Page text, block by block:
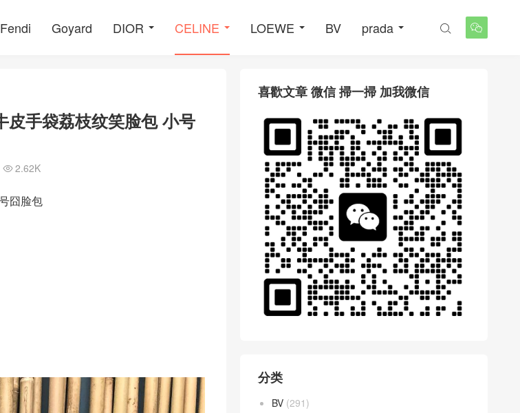
Fendi Goyard DIOR CELINE LOEWE BV prada 

皮手袋荔枝纹笑脸包 小号
 2.62K
囧脸包
喜歡文章 微信 掃一掃 加我微信
分类
BV (291)